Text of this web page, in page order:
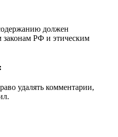
должен
законам РФ и этическим
удалять комментарии,